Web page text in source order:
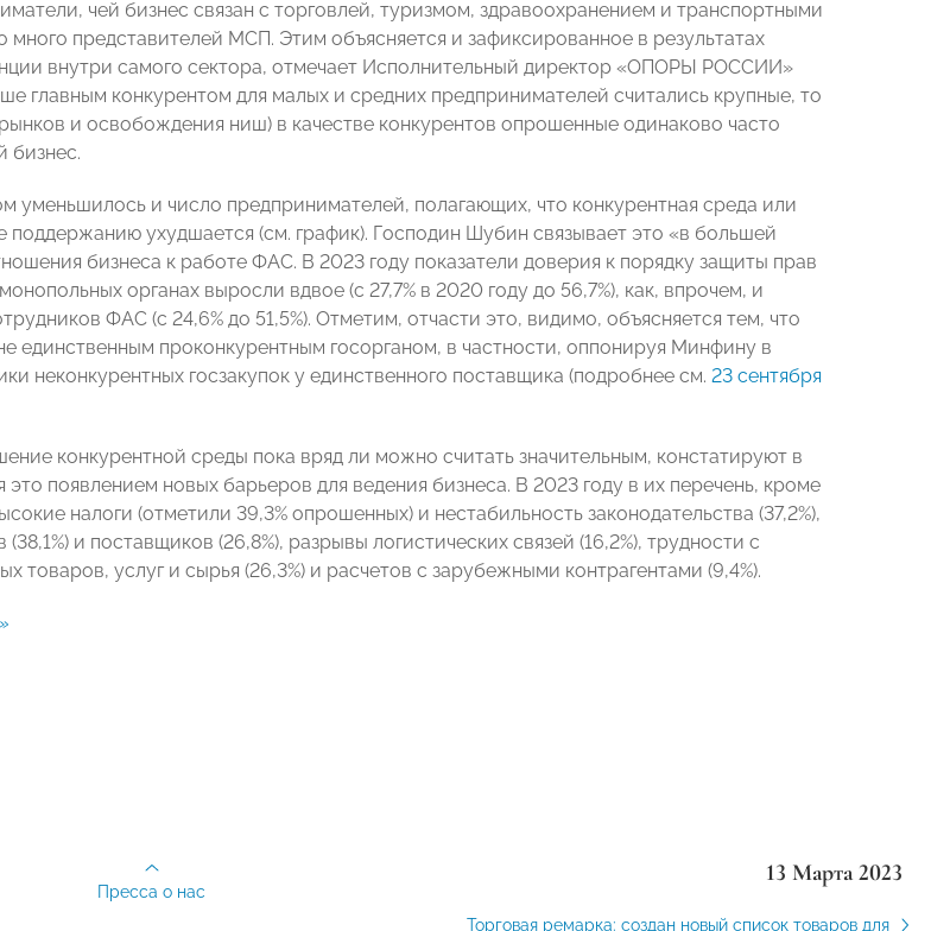
чей бизнес связан с торговлей, туризмом, здравоохранением и транспортными
много представителей МСП. Этим объясняется и зафиксированное в результатах
внутри самого сектора, отмечает Исполнительный директор «ОПОРЫ РОССИИ»
главным конкурентом для малых и средних предпринимателей считались крупные, то
и освобождения ниш) в качестве конкурентов опрошенные одинаково часто
бизнес.
уменьшилось и число предпринимателей, полагающих, что конкурентная среда или
поддержанию ухудшается (см. график). Господин Шубин связывает это «в большей
бизнеса к работе ФАС. В 2023 году показатели доверия к порядку защиты прав
органах выросли вдвое (с 27,7% в 2020 году до 56,7%), как, впрочем, и
ФАС (с 24,6% до 51,5%). Отметим, отчасти это, видимо, объясняется тем, что
единственным проконкурентным госорганом, в частности, оппонируя Минфину в
неконкурентных госзакупок у единственного поставщика (подробнее см. 23 сентября
конкурентной среды пока вряд ли можно считать значительным, констатируют в
появлением новых барьеров для ведения бизнеса. В 2023 году в их перечень, кроме
налоги (отметили 39,3% опрошенных) и нестабильность законодательства (37,2%),
и поставщиков (26,8%), разрывы логистических связей (16,2%), трудности с
товаров, услуг и сырья (26,3%) и расчетов с зарубежными контрагентами (9,4%).
13 Марта 2023
Торговая ремарка: создан новый список товаров для
Пресса о нас